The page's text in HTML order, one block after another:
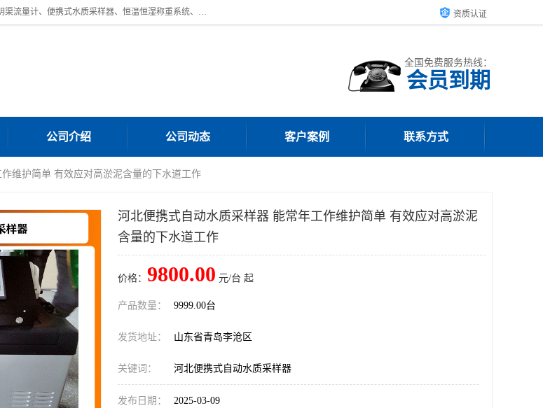
青岛路博环保公司主营：低浓度烟尘烟气分析仪、高锰酸盐指数全自动分析仪、便携式超声波明渠流量计、便携式水质采样器、恒温恒湿称重系统、手持式油烟检测仪等;是一家集环保科研、设计、生产、维护、销售和系统集成为一体的综合性高科技企业。路博人秉承"科学技术是第一生产力的重要理念，倡导环境友好型的生产、生活和消费方式。 资质认证
全国免费服务热线：
会员到期
公司介绍 公司动态 客户案例 联系方式
维护简单 有效应对高淤泥含量的下水道工作
河北便携式自动水质采样器 能常年工作维护简单 有效应对高淤泥
含量的下水道工作
价格： 9800.00 元/台 起
产品数量： 9999.00台
发货地址： 山东省青岛李沧区
关键词： 河北便携式自动水质采样器
发布日期： 2025-03-09